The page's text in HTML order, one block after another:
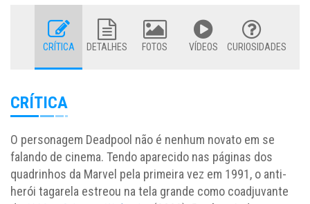
CRÍTICA DETALHES FOTOS VÍDEOS CURIOSIDADES
CRÍTICA
O personagem Deadpool não é nenhum novato em se
falando de cinema. Tendo aparecido nas páginas dos
quadrinhos da Marvel pela primeira vez em 1991, o anti-
herói tagarela estreou na tela grande como coadjuvante